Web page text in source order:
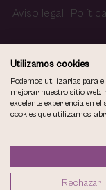
Aviso legal
Política de
Utilizamos cookies
Podemos utilizarlas para
mejorar nuestro sitio
excelente experiencia en
cookies que utilizamos,
Rechazar